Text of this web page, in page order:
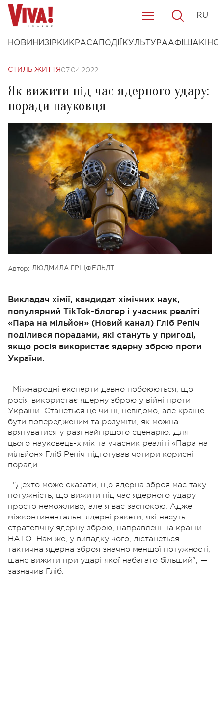
НОВИНИ ЗІРКИ КРАСА ПОДІЇ КУЛЬТУРААФІША КІНО
RU
СТИЛЬ ЖИТТЯ 07.04.2022
Як вижити під час ядерного удару:
поради науковця
Автор: ЛЮДМИЛА ГРІЦФЕЛЬДТ
Викладач хімії, кандидат хімічних наук,
популярний TikTok-блогер і учасник реаліті
«Пара на мільйон» (Новий канал) Гліб Репіч
поділився порадами, які стануть у пригоді,
якщо росія використає ядерну зброю проти
України.
Міжнародні експерти давно побоюються, що
росія використає ядерну зброю у війні проти
України. Станеться це чи ні, невідомо, але краще
бути попередженим та розуміти, як можна
врятуватися у разі найгіршого сценарію. Для
цього науковець-хімік та учасник реаліті «Пара на
мільйон» Гліб Репіч підготував чотири корисні
поради.
"Дехто може сказати, що ядерна зброя має таку
потужність, що вижити під час ядерного удару
просто неможливо, але я вас заспокою. Адже
міжконтинентальні ядерні ракети, які несуть
стратегічну ядерну зброю, направлені на країни
НАТО. Нам же, у випадку чого, дістанеться
тактична ядерна зброя значно меншої потужності,
шанс вижити при ударі якої набагато більший", —
зазначив Гліб.